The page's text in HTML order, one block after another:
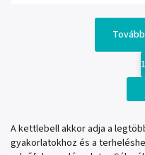
1
A kettlebell akkor adja a
gyakorlatokhoz és a